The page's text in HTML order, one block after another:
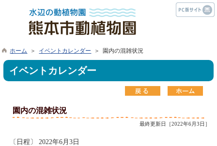
ホーム ＞ イベントカレンダー ＞ 園内の混雑状況
イベントカレンダー
園内の混雑状況
最終更新日［2022年6月3日］
〔日程〕 2022年6月3日